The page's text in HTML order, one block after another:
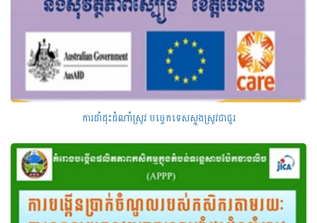
ការដាំដុះដំណាំស្រូវ បច្ចេកទេសស្ទូងស្រូវជាជួរ